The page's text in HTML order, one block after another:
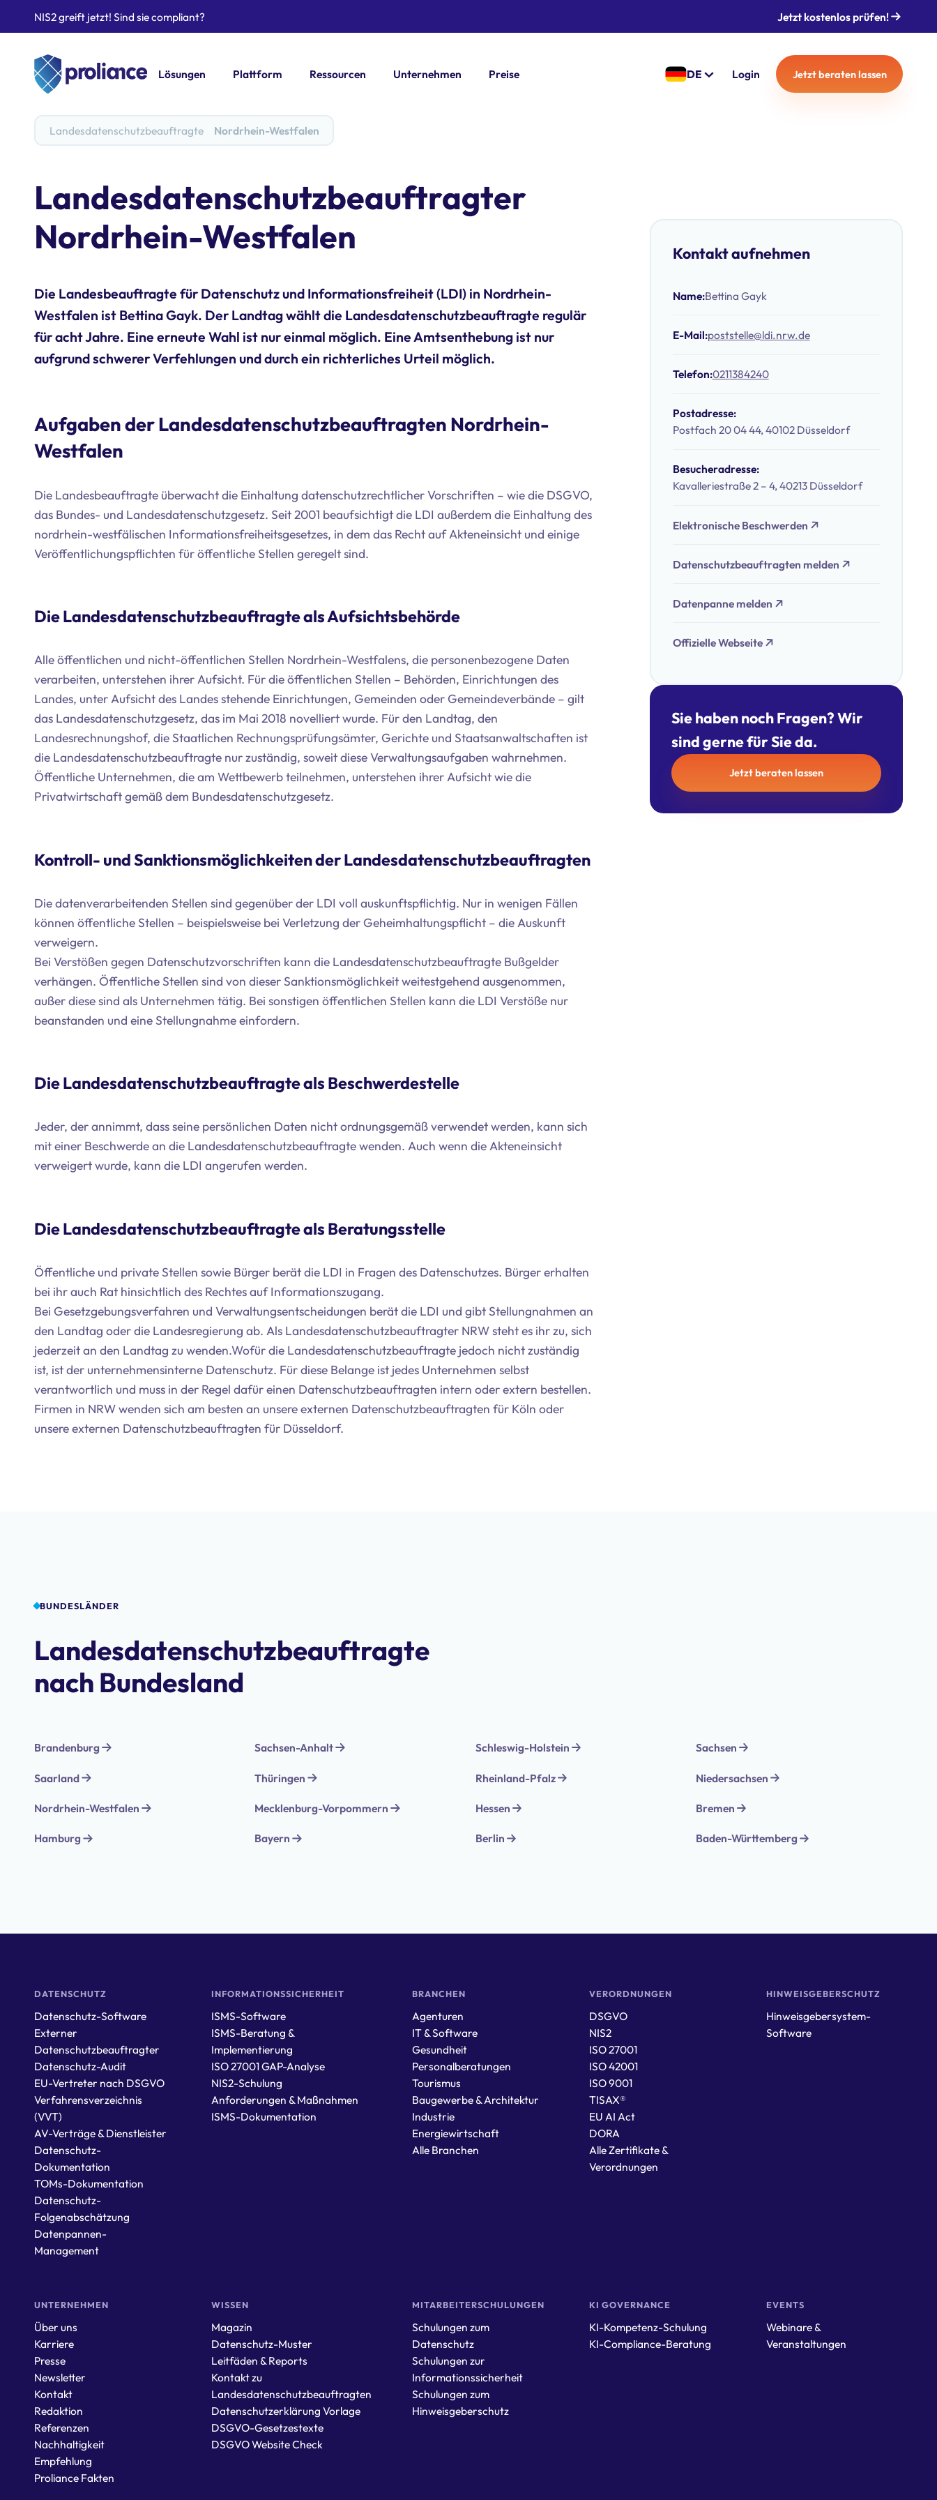
NIS2 greift jetzt! Sind sie compliant? Jetzt kostenlos prüfen!
Lösungen Plattform Ressourcen Unternehmen Preise DE Login Jetzt beraten lassen
Landesdatenschutzbeauftragte Nordrhein-Westfalen
Landesdatenschutzbeauftragter
Nordrhein-Westfalen
Die Landesbeauftragte für Datenschutz und Informationsfreiheit (LDI) in Nordrhein-
Westfalen ist Bettina Gayk. Der Landtag wählt die Landesdatenschutzbeauftragte regulär
für acht Jahre. Eine erneute Wahl ist nur einmal möglich. Eine Amtsenthebung ist nur
aufgrund schwerer Verfehlungen und durch ein richterliches Urteil möglich.
Aufgaben der Landesdatenschutzbeauftragten Nordrhein-
Westfalen
Die Landesbeauftragte überwacht die Einhaltung datenschutzrechtlicher Vorschriften – wie die DSGVO,
das Bundes- und Landesdatenschutzgesetz. Seit 2001 beaufsichtigt die LDI außerdem die Einhaltung des
nordrhein-westfälischen Informationsfreiheitsgesetzes, in dem das Recht auf Akteneinsicht und einige
Veröffentlichungspflichten für öffentliche Stellen geregelt sind.
Die Landesdatenschutzbeauftragte als Aufsichtsbehörde
Alle öffentlichen und nicht-öffentlichen Stellen Nordrhein-Westfalens, die personenbezogene Daten
verarbeiten, unterstehen ihrer Aufsicht. Für die öffentlichen Stellen – Behörden, Einrichtungen des
Landes, unter Aufsicht des Landes stehende Einrichtungen, Gemeinden oder Gemeindeverbände – gilt
das Landesdatenschutzgesetz, das im Mai 2018 novelliert wurde. Für den Landtag, den
Landesrechnungshof, die Staatlichen Rechnungsprüfungsämter, Gerichte und Staatsanwaltschaften ist
die Landesdatenschutzbeauftragte nur zuständig, soweit diese Verwaltungsaufgaben wahrnehmen.
Öffentliche Unternehmen, die am Wettbewerb teilnehmen, unterstehen ihrer Aufsicht wie die
Privatwirtschaft gemäß dem Bundesdatenschutzgesetz.
Kontroll- und Sanktionsmöglichkeiten der Landesdatenschutzbeauftragten
Die datenverarbeitenden Stellen sind gegenüber der LDI voll auskunftspflichtig. Nur in wenigen Fällen
können öffentliche Stellen – beispielsweise bei Verletzung der Geheimhaltungspflicht – die Auskunft
verweigern.
Bei Verstößen gegen Datenschutzvorschriften kann die Landesdatenschutzbeauftragte Bußgelder
verhängen. Öffentliche Stellen sind von dieser Sanktionsmöglichkeit weitestgehend ausgenommen,
außer diese sind als Unternehmen tätig. Bei sonstigen öffentlichen Stellen kann die LDI Verstöße nur
beanstanden und eine Stellungnahme einfordern.
Die Landesdatenschutzbeauftragte als Beschwerdestelle
Jeder, der annimmt, dass seine persönlichen Daten nicht ordnungsgemäß verwendet werden, kann sich
mit einer Beschwerde an die Landesdatenschutzbeauftragte wenden. Auch wenn die Akteneinsicht
verweigert wurde, kann die LDI angerufen werden.
Die Landesdatenschutzbeauftragte als Beratungsstelle
Öffentliche und private Stellen sowie Bürger berät die LDI in Fragen des Datenschutzes. Bürger erhalten
bei ihr auch Rat hinsichtlich des Rechtes auf Informationszugang.
Bei Gesetzgebungsverfahren und Verwaltungsentscheidungen berät die LDI und gibt Stellungnahmen an
den Landtag oder die Landesregierung ab. Als Landesdatenschutzbeauftragter NRW steht es ihr zu, sich
jederzeit an den Landtag zu wenden.Wofür die Landesdatenschutzbeauftragte jedoch nicht zuständig
ist, ist der unternehmensinterne Datenschutz. Für diese Belange ist jedes Unternehmen selbst
verantwortlich und muss in der Regel dafür einen Datenschutzbeauftragten intern oder extern bestellen.
Firmen in NRW wenden sich am besten an unsere externen Datenschutzbeauftragten für Köln oder
unsere externen Datenschutzbeauftragten für Düsseldorf.
Kontakt aufnehmen
Name:Bettina Gayk
E-Mail:poststelle@ldi.nrw.de
Telefon:0211384240
Postadresse:
Postfach 20 04 44, 40102 Düsseldorf
Besucheradresse:
Kavalleriestraße 2 – 4, 40213 Düsseldorf
Elektronische Beschwerden
Datenschutzbeauftragten melden
Datenpanne melden
Offizielle Webseite
Sie haben noch Fragen? Wir
sind gerne für Sie da.
Jetzt beraten lassen
BUNDESLÄNDER
Landesdatenschutzbeauftragte
nach Bundesland
Brandenburg Sachsen-Anhalt Schleswig-Holstein Sachsen
Saarland Thüringen Rheinland-Pfalz Niedersachsen
Nordrhein-Westfalen Mecklenburg-Vorpommern Hessen Bremen
Hamburg Bayern Berlin Baden-Württemberg
DATENSCHUTZ
Datenschutz-Software
Externer
Datenschutzbeauftragter
Datenschutz-Audit
EU-Vertreter nach DSGVO
Verfahrensverzeichnis
(VVT)
AV-Verträge & Dienstleister
Datenschutz-
Dokumentation
TOMs-Dokumentation
Datenschutz-
Folgenabschätzung
Datenpannen-
Management
INFORMATIONSSICHERHEIT
ISMS-Software
ISMS-Beratung &
Implementierung
ISO 27001 GAP-Analyse
NIS2-Schulung
Anforderungen & Maßnahmen
ISMS-Dokumentation
BRANCHEN
Agenturen
IT & Software
Gesundheit
Personalberatungen
Tourismus
Baugewerbe & Architektur
Industrie
Energiewirtschaft
Alle Branchen
VERORDNUNGEN
DSGVO
NIS2
ISO 27001
ISO 42001
ISO 9001
TISAX®
EU AI Act
DORA
Alle Zertifikate &
Verordnungen
HINWEISGEBERSCHUTZ
Hinweisgebersystem-
Software
UNTERNEHMEN
Über uns
Karriere
Presse
Newsletter
Kontakt
Redaktion
Referenzen
Nachhaltigkeit
Empfehlung
Proliance Fakten
WISSEN
Magazin
Datenschutz-Muster
Leitfäden & Reports
Kontakt zu
Landesdatenschutzbeauftragten
Datenschutzerklärung Vorlage
DSGVO-Gesetzestexte
DSGVO Website Check
MITARBEITERSCHULUNGEN
Schulungen zum
Datenschutz
Schulungen zur
Informationssicherheit
Schulungen zum
Hinweisgeberschutz
KI GOVERNANCE
KI-Kompetenz-Schulung
KI-Compliance-Beratung
EVENTS
Webinare &
Veranstaltungen